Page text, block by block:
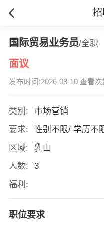
国际贸易业务员/全职
面议
发布时间:2026-08-10 查看
类别:
市场营销
要求:
性别不限/ 学历不
区域:
乳山
人数:
3
福利:
职位要求